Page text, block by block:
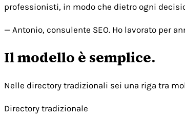
professionisti, in modo che dietro ogni
— Antonio, consulente SEO. Ho lavorato per
Il modello è semplice.
Nelle directory tradizionali sei una riga tra
Directory tradizionale